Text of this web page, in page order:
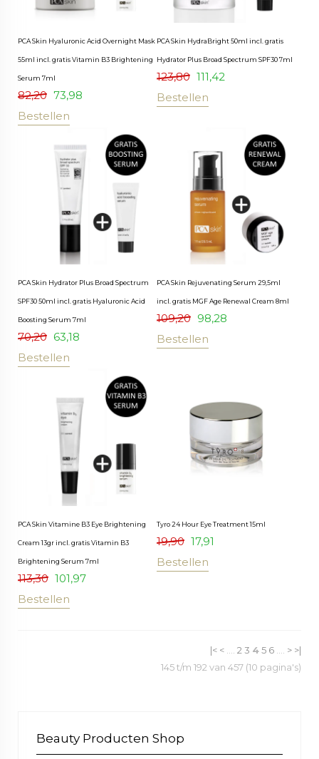
PCA Skin Hyaluronic Acid Overnight Mask
55ml incl. gratis Vitamin B3 Brightening
Serum 7ml
82,20 73,98
Bestellen
PCA Skin HydraBright 50ml incl. gratis
Hydrator Plus Broad Spectrum SPF30 7ml
123,80 111,42
Bestellen
PCA Skin Hydrator Plus Broad Spectrum
SPF30 50ml incl. gratis Hyaluronic Acid
Boosting Serum 7ml
70,20 63,18
Bestellen
PCA Skin Rejuvenating Serum 29,5ml
incl. gratis MGF Age Renewal Cream 8ml
109,20 98,28
Bestellen
PCA Skin Vitamine B3 Eye Brightening
Cream 13gr incl. gratis Vitamin B3
Brightening Serum 7ml
113,30 101,97
Bestellen
Tyro 24 Hour Eye Treatment 15ml
19,90 17,91
Bestellen
|< < .... 23 45 6 .... > >|
145 t/m 192 van 457 (10 pagina's)
Beauty Producten Shop